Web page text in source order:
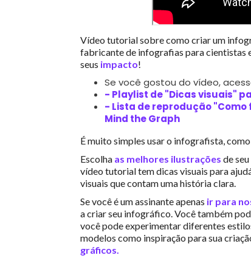
Vídeo tutorial sobre como criar um
fabricante de infografias para cientistas
seus impacto!
Se você gostou do vídeo,
- Playlist de "Dicas visuais"
- Lista de reprodução
Mind the Graph
É muito simples usar o infografista,
Escolha as melhores ilustrações de
vídeo tutorial tem dicas visuais para
visuais que contam uma história clara.
Se você é um assinante apenas ir para
a criar seu infográfico. Você também
você pode experimentar diferentes
modelos como inspiração para sua
gráficos.